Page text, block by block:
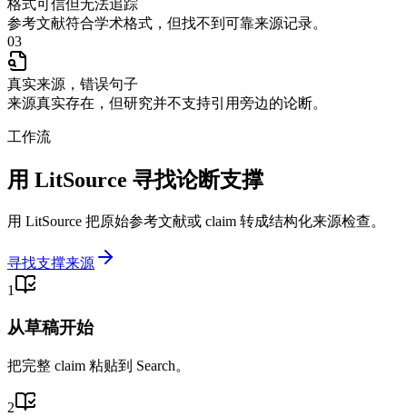
格式可信但无法追踪
参考文献符合学术格式，但找不到可靠来源记录。
03
真实来源，错误句子
来源真实存在，但研究并不支持引用旁边的论断。
工作流
用 LitSource 寻找论断支撑
用 LitSource 把原始参考文献或 claim 转成结构化来源检查。
寻找支撑来源
1
从草稿开始
把完整 claim 粘贴到 Search。
2